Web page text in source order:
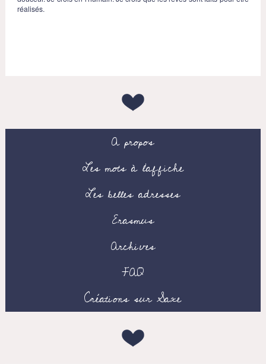
réalisés.
A propos
Les mots à l’affiche
Les belles adresses
Erasmus
Archives
FAQ
Créations sur Saxe